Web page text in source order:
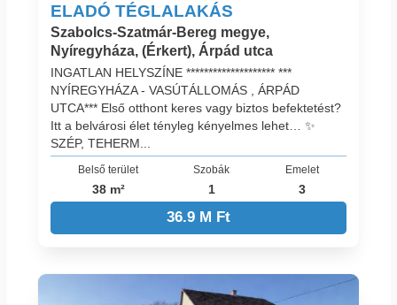
ELADÓ TÉGLALAKÁS
Szabolcs-Szatmár-Bereg megye,
Nyíregyháza, (Érkert), Árpád utca
INGATLAN HELYSZÍNE ******************** ***
NYÍREGYHÁZA - VASÚTÁLLOMÁS , ÁRPÁD
UTCA*** Első otthont keres vagy biztos befektetést?
Itt a belvárosi élet tényleg kényelmes lehet… ✨
SZÉP, TEHERM...
Belső terület
38 m²
Szobák
1
Emelet
3
36.9 M Ft